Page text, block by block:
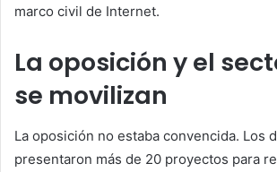
marco civil de Internet.
La oposición y el
se movilizan
La oposición no estaba convencida. Los
presentaron más de 20 proyectos para